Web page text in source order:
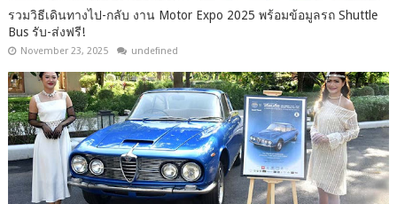
รวมวิธีเดินทางไป-กลับ งาน Motor Expo 2025 พร้อมข้อมูลรถ Shuttle
Bus รับ-ส่งฟรี!
November 23, 2025 undefined